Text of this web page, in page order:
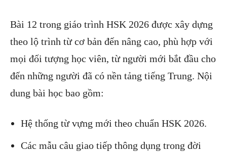
Bài 12 trong giáo trình HSK 2026 được xây dựng
theo lộ trình từ cơ bản đến nâng cao, phù hợp với
mọi đối tượng học viên, từ người mới bắt đầu cho
đến những người đã có nền tảng tiếng Trung. Nội
dung bài học bao gồm:
Hệ thống từ vựng mới theo chuẩn HSK 2026.
Các mẫu câu giao tiếp thông dụng trong đời